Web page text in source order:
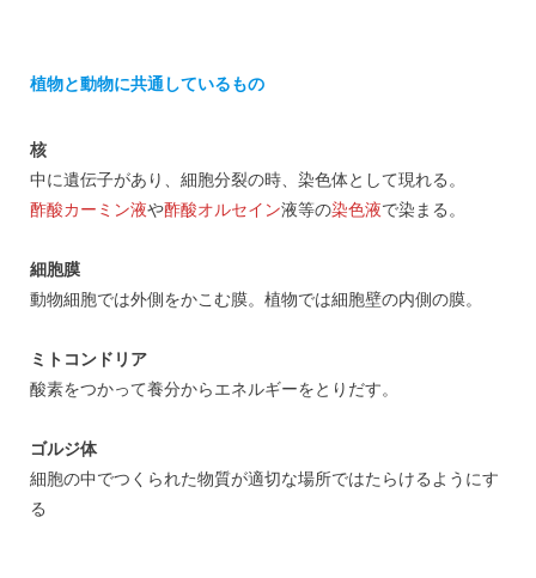
植物と動物に共通しているもの
核
中に遺伝子があり、細胞分裂の時、染色体として現れる。
酢酸カーミン液や酢酸オルセイン液等の染色液で染まる。
細胞膜
動物細胞では外側をかこむ膜。植物では細胞壁の内側の膜。
ミトコンドリア
酸素をつかって養分からエネルギーをとりだす。
ゴルジ体
細胞の中でつくられた物質が適切な場所ではたらけるようにす
る